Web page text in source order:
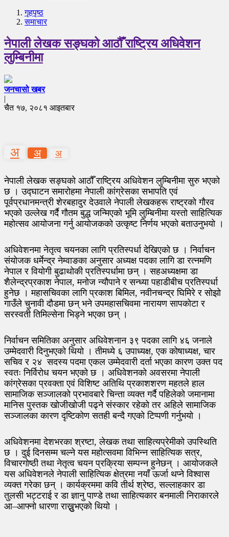
गृहपृष्‍ठ
समाचार
नेपाली लेखक सङ्घको आठौँ राष्ट्रिय अधिवेशन
लुम्बिनीमा
जनचासो खबर
|
चैत १७, २०८१ आइतबार
अ अ अ
नेपाली लेखक सङ्घको आठौँ राष्ट्रिय अधिवेशन लुम्बिनीमा सुरु भएको
छ । उद्घाटन समारोहमा नेपाली कांग्रेसका सभापति एवं
पूर्वप्रधानमन्त्री शेरबहादुर देउवाले नेपाली लेखकहरू राष्ट्रको गौरव
भएको उल्लेख गर्दै गौतम बुद्ध जन्मिएको भूमि लुम्बिनीमा यस्तो साहित्यिक
महोत्सव आयोजना गर्नु आयोजकको उत्कृष्ट निर्णय भएको बताउनुभयो ।
अधिवेशनमा नेतृत्व चयनका लागि प्रतिस्पर्धा देखिएको छ । निर्वाचन
संयोजक धर्मेन्द्र नेम्वाङका अनुसार अध्यक्ष पदका लागि डा रत्नमणि
नेपाल र वियोगी बुढाथोकी प्रतिस्पर्धामा छन् । सहअध्यक्षमा डा
शैलेन्द्रप्रकाश नेपाल, मनोज न्यौपाने र सन्ध्या पहाडीबीच प्रतिस्पर्धा
हुनेछ । महासचिवका लागि प्रकाश बिमिल, नवीनचन्द्र घिमिरे र सोझो
गाउँले चुनावी दौडमा छन् भने उपमहासचिवमा नारायण सापकोटा र
सरस्वती तिमिल्सेना भिड्ने भएका छन् ।
निर्वाचन समितिका अनुसार अधिवेशनान ३९ पदका लागि ४६ जनाले
उम्मेदवारी दिनुभएको थियो । तीमध्ये ६ उपाध्यक्ष, एक कोषाध्यक्ष, चार
सचिव र २४ सदस्य पदमा एकल उम्मेदवारी दर्ता भएका कारण उक्त पद
स्वतः निर्विरोध चयन भएको छ । अधिवेशनको अवसरमा नेपाली
कांग्रेसका प्रवक्ता एवं विशिष्ट अतिथि प्रकाशशरण महतले हाल
सामाजिक सञ्जालको प्रभावबारे चिन्ता व्यक्त गर्दै पहिलेको जमानामा
मानिस पुस्तक खोजीखोजी पढ्ने संस्कार रहेको तर अहिले सामाजिक
सञ्जालका कारण दृष्टिकोण सतही बन्दै गएको टिप्पणी गर्नुभयो ।
अधिवेशनमा देशभरका श्रष्टा, लेखक तथा साहित्यप्रेमीको उपस्थिति
छ । दुई दिनसम्म चल्ने यस महोत्सवमा विभिन्न साहित्यिक सत्र,
विचारगोष्ठी तथा नेतृत्व चयन प्रक्रिया सम्पन्न हुनेछन् । आयोजकले
यस अधिवेशनले नेपाली साहित्यिक क्षेत्रमा नयाँ ऊर्जा थप्ने विश्वास
व्यक्त गरेका छन् । कार्यक्रममा कवि तीर्थ श्रेष्ठ, सल्लाहकार डा
तुलसी भट्टराई र डा ज्ञानु पाण्डे तथा साहित्यकार बनमाली निराकारले
आ–आफ्नो धारणा राख्नुुभएको थियो ।